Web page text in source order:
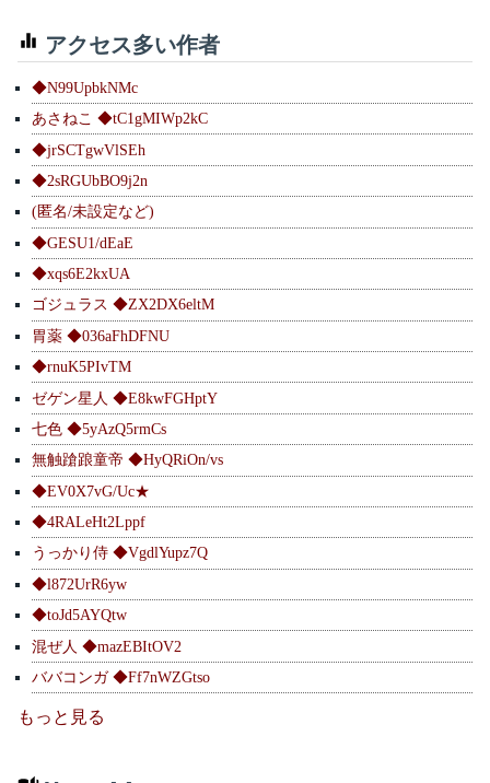
アクセス多い作者
◆N99UpbkNMc
あさねこ ◆tC1gMIWp2kC
◆jrSCTgwVlSEh
◆2sRGUbBO9j2n
(匿名/未設定など)
◆GESU1/dEaE
◆xqs6E2kxUA
ゴジュラス ◆ZX2DX6eltM
胃薬 ◆036aFhDFNU
◆rnuK5PIvTM
ゼゲン星人 ◆E8kwFGHptY
七色 ◆5yAzQ5rmCs
無触蹌踉童帝 ◆HyQRiOn/vs
◆EV0X7vG/Uc★
◆4RALeHt2Lppf
うっかり侍 ◆VgdlYupz7Q
◆l872UrR6yw
◆toJd5AYQtw
混ぜ人 ◆mazEBItOV2
ババコンガ ◆Ff7nWZGtso
もっと見る